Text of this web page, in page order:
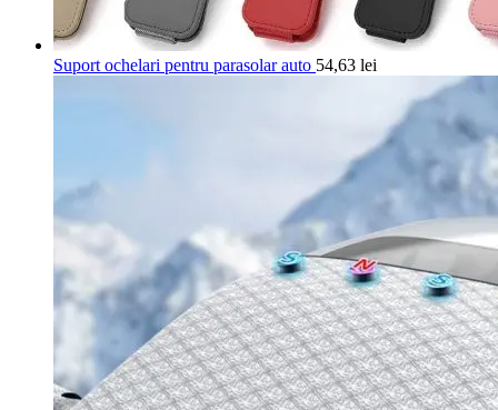
Suport ochelari pentru parasolar auto 54,63 lei